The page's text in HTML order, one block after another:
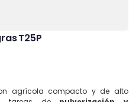
T25P
agrícola compacto y de alto